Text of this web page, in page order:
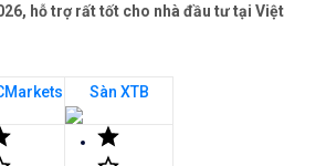
hỗ trợ rất tốt cho nhà đầu tư tại Việt
Sàn XTB